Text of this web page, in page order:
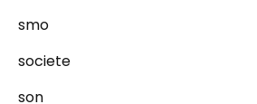
smo
societe
son